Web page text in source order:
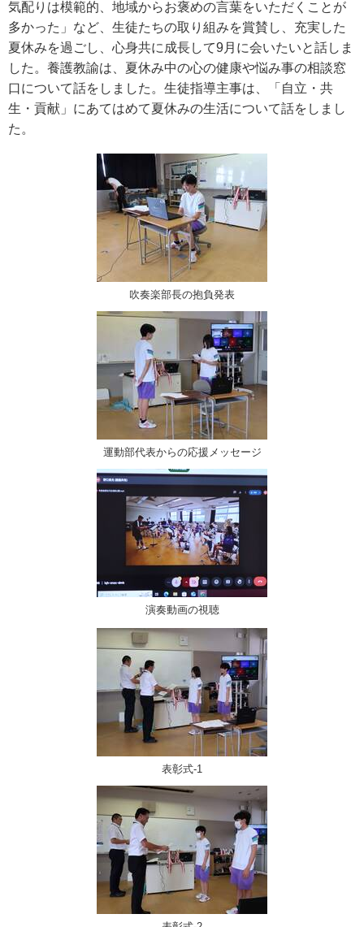
気配りは模範的、地域からお褒めの言葉をいただくことが
多かった」など、生徒たちの取り組みを賞賛し、充実した
夏休みを過ごし、心身共に成長して9月に会いたいと話しま
した。養護教諭は、夏休み中の心の健康や悩み事の相談窓
口について話をしました。生徒指導主事は、「自立・共
生・貢献」にあてはめて夏休みの生活について話をしまし
た。
吹奏楽部長の抱負発表
運動部代表からの応援メッセージ
演奏動画の視聴
表彰式-1